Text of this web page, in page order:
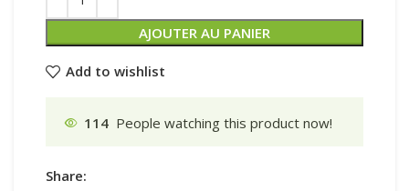
AJOUTER AU PANIER
Add to wishlist
114 People watching this product now!
Share: